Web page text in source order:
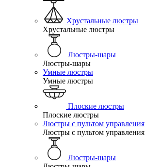
Хрустальные люстры
Хрустальные люстры
Люстры-шары
Люстры-шары
Умные люстры
Умные люстры
Плоские люстры
Плоские люстры
Люстры с пультом управления
Люстры с пультом управления
Люстры-шары